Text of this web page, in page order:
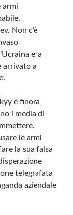
armi
Non c’è
era
arrivato a
è finora
i media di
le armi
la sua falsa
telegrafata
aziendale